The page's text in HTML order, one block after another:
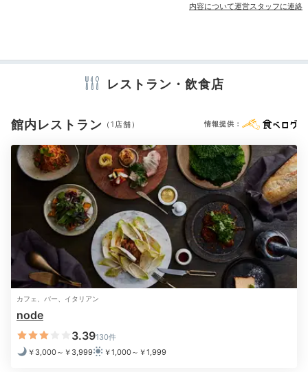
20:00
テレビのない静寂を
客室内にはあえてテレビを置いていません。これはアー
ト鑑賞を最大限楽しむための配慮。静寂に身を委ねなが
ら、ゆっくりアートを眺めたり、自分と向き合う時間を
作ったり。日ごろの喧騒から離れられますよ。
内容について運営スタッフに連絡
レストラン・飲食店
館内レストラン （1店舗） 情報提供：
カフェ、バー、イタリアン
node
3.39130件
￥3,000～￥3,999
￥1,000～￥1,999